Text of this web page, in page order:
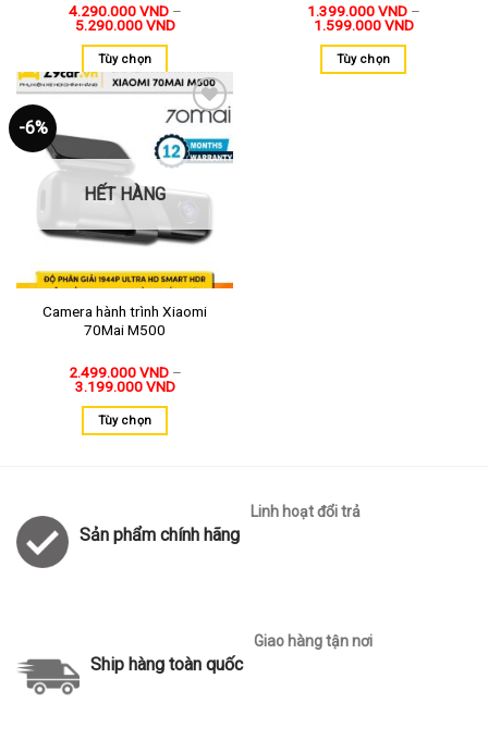
4.290.000VND–
5.290.000VND
Tùy chọn
1.399.000VND–
1.599.000VND
Tùy chọn
-6%
Thêm
vào
yêu
HẾT HÀNG
Camera hành trình Xiaomi
70Mai M500
2.499.000VND–
3.199.000VND
Tùy chọn
Sản phẩm chính hãng
Linh hoạt đổi trả
Ship hàng toàn quốc
Giao hàng tận nơi